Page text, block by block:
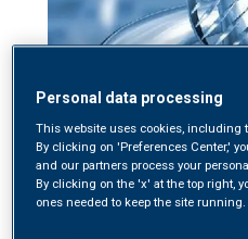
Personal data processing
This website uses cookies, including
By clicking on 'Preferences Center,'
and our partners process your
By clicking on the 'x' at the top right,
ones needed to keep the site running.